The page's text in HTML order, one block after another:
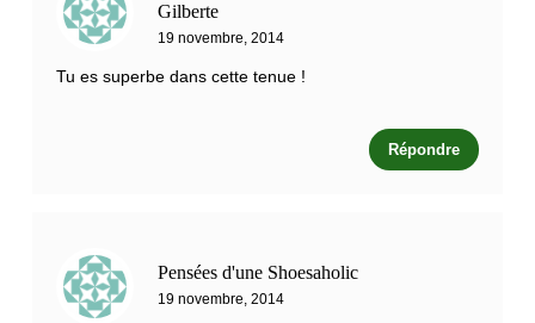
Gilberte
19 novembre, 2014
Tu es superbe dans cette tenue !
Répondre
Pensées d'une Shoesaholic
19 novembre, 2014